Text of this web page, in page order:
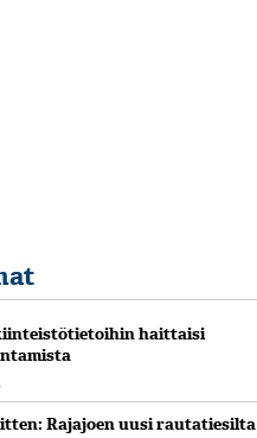
haittaisi
Rajajoen uusi rautatiesilta